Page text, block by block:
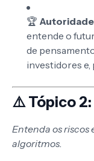
🏆
entende o
de
investidores
⚠️ Tópico 2:
Entenda os riscos
algoritmos.